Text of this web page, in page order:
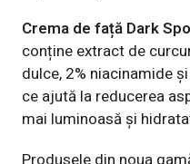
Crema de față Dark
conține extract de
dulce, 2% niacinamide
ce ajută la reducerea
mai luminoasă și